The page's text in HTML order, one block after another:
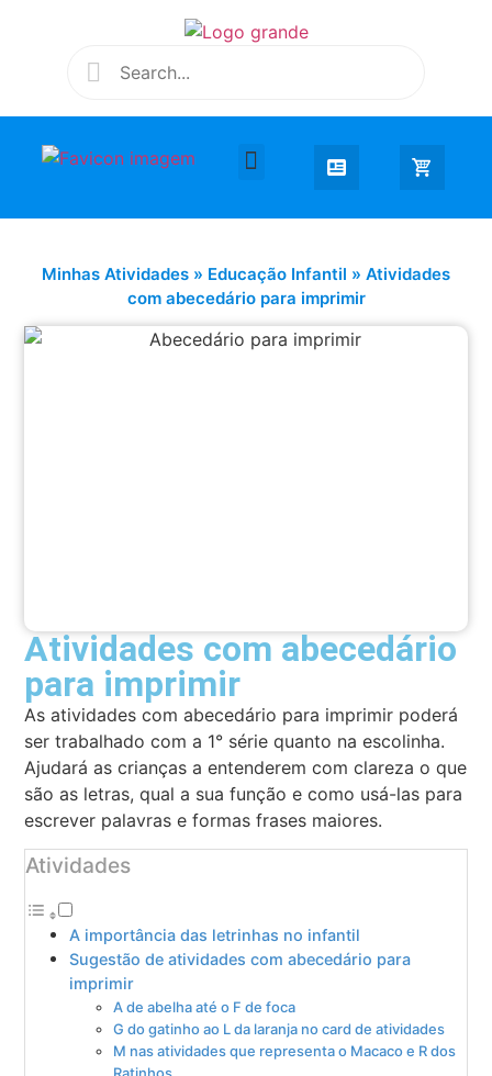
Minhas Atividades » Educação Infantil » Atividades
com abecedário para imprimir
Atividades com abecedário
para imprimir
As atividades com abecedário para imprimir poderá
ser trabalhado com a 1° série quanto na escolinha.
Ajudará as crianças a entenderem com clareza o que
são as letras, qual a sua função e como usá-las para
escrever palavras e formas frases maiores.
Atividades
A importância das letrinhas no infantil
Sugestão de atividades com abecedário para
imprimir
A de abelha até o F de foca
G do gatinho ao L da laranja no card de atividades
M nas atividades que representa o Macaco e R dos